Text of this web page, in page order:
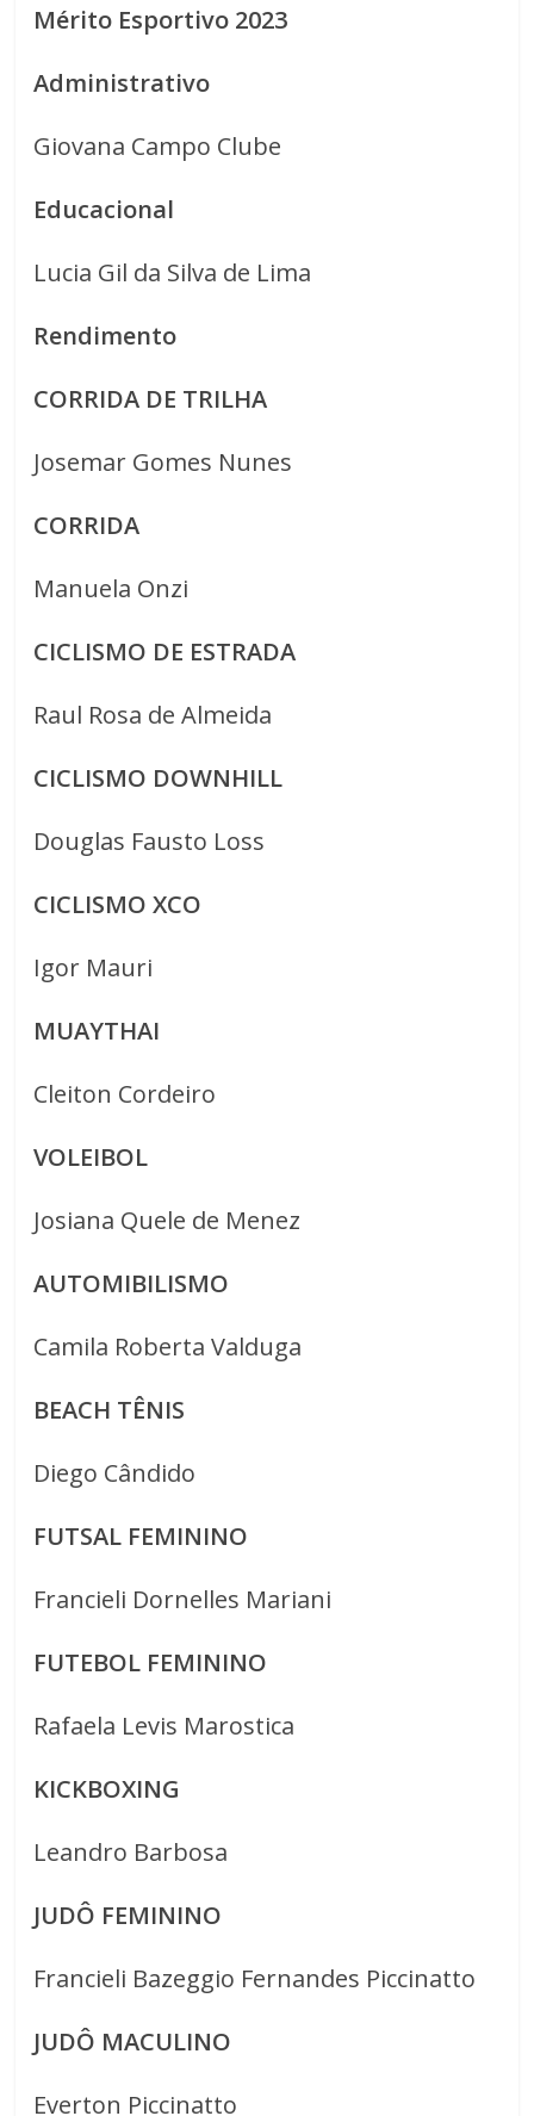
Mérito Esportivo 2023
Administrativo
Giovana Campo Clube
Educacional
Lucia Gil da Silva de Lima
Rendimento
CORRIDA DE TRILHA
Josemar Gomes Nunes
CORRIDA
Manuela Onzi
CICLISMO DE ESTRADA
Raul Rosa de Almeida
CICLISMO DOWNHILL
Douglas Fausto Loss
CICLISMO XCO
Igor Mauri
MUAYTHAI
Cleiton Cordeiro
VOLEIBOL
Josiana Quele de Menez
AUTOMIBILISMO
Camila Roberta Valduga
BEACH TÊNIS
Diego Cândido
FUTSAL FEMININO
Francieli Dornelles Mariani
FUTEBOL FEMININO
Rafaela Levis Marostica
KICKBOXING
Leandro Barbosa
JUDÔ FEMININO
Francieli Bazeggio Fernandes Piccinatto
JUDÔ MACULINO
Everton Piccinatto